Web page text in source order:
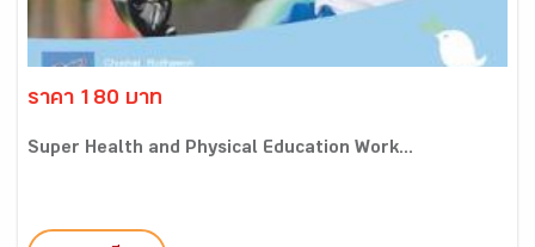
ราคา 180 บาท
Super Health and Physical Education Work...